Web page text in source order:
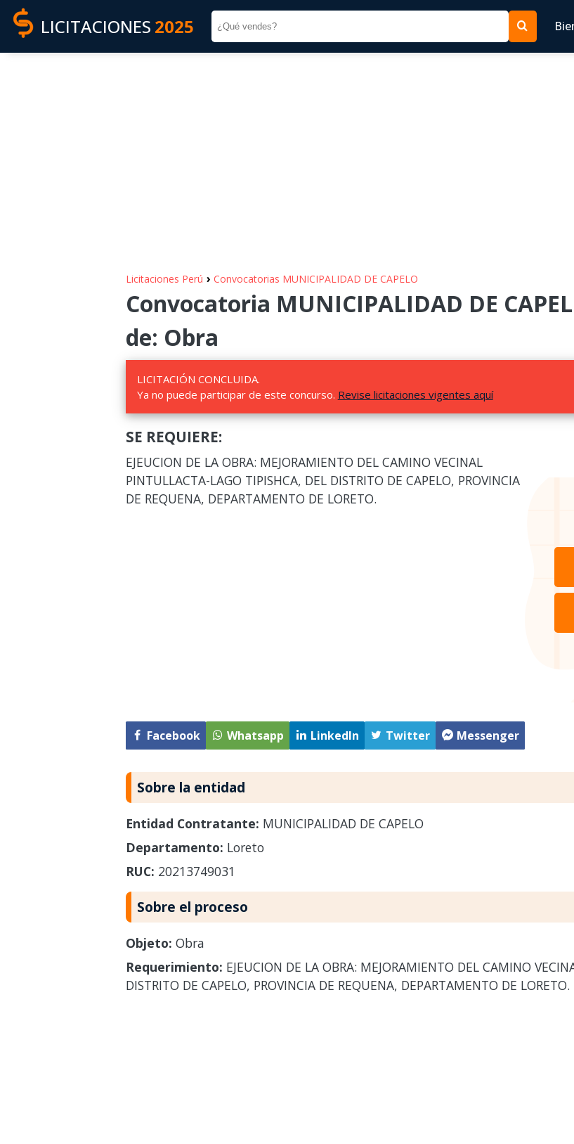
LICITACIONES 2025
Licitaciones Perú › Convocatorias MUNICIPALIDAD DE CAPELO
Convocatoria MUNICIPALIDAD DE
de: Obra
LICITACIÓN CONCLUIDA.
Ya no puede participar de este concurso. Revise licitaciones vigentes aquí
SE REQUIERE:
EJEUCION DE LA OBRA: MEJORAMIENTO DEL CAMINO VECINAL
PINTULLACTA-LAGO TIPISHCA, DEL DISTRITO DE CAPELO, PROVINCIA
DE REQUENA, DEPARTAMENTO DE LORETO.
Facebook Whatsapp LinkedIn Twitter Messenger
Sobre la entidad
Entidad Contratante: MUNICIPALIDAD DE CAPELO
Departamento: Loreto
RUC: 20213749031
Sobre el proceso
Objeto: Obra
Requerimiento: EJEUCION DE LA OBRA: MEJORAMIENTO DEL CAMINO
DISTRITO DE CAPELO, PROVINCIA DE REQUENA, DEPARTAMENTO DE LORETO.